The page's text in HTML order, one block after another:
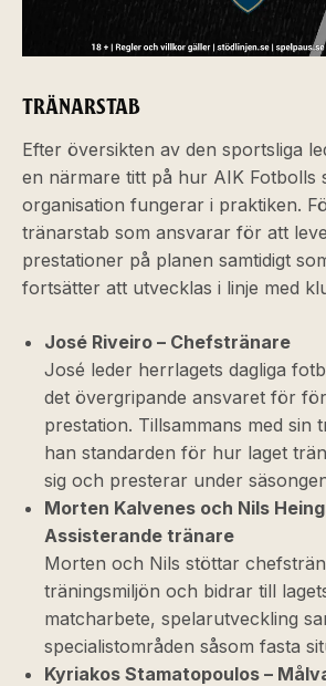
TRÄNARSTAB
Efter översikten av den sportsliga
en närmare titt på hur AIK Fotbolls
organisation fungerar i praktiken.
tränarstab som ansvarar för att
prestationer på planen samtidigt
fortsätter att utvecklas i linje med
José Riveiro – Chefstränare
José leder herrlagets dagliga
det övergripande ansvaret för
prestation. Tillsammans med sin
han standarden för hur laget
sig och presterar under
Morten Kalvenes och Nils
Assisterande tränare
Morten och Nils stöttar
träningsmiljön och bidrar till
matcharbete, spelarutveckling
specialistområden såsom fasta
Kyriakos Stamatopoulos –